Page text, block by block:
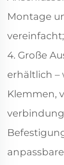
Montage
vereinfacht;
4. Große
erhältlich –
Klemmen,